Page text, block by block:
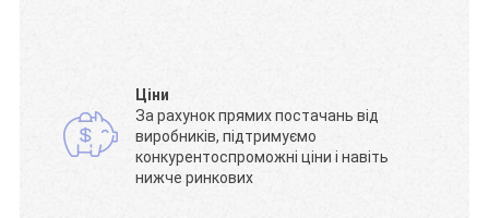
Ціни
За рахунок прямих постачань від
виробників, підтримуємо
конкурентоспроможні ціни і навіть
нижче ринкових